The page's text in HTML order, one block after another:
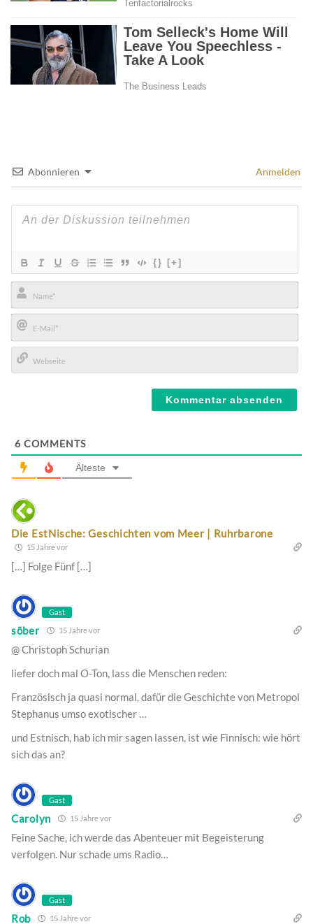
Abonnieren Anmelden
{} [+]
Name*
E-
Mail*
6 COMMENTS
Älteste
Die EstNische: Geschichten vom Meer | Ruhrbarone
15 Jahre vor
[…] Folge Fünf […]
Gast
sõber 15 Jahre vor
@ Christoph Schurian
liefer doch mal O-Ton, lass die Menschen reden:
Französisch ja quasi normal, dafür die Geschichte von Metropol
Stephanus umso exotischer …
und Estnisch, hab ich mir sagen lassen, ist wie Finnisch: wie hört
sich das an?
Gast
Carolyn 15 Jahre vor
Feine Sache, ich werde das Abenteuer mit Begeisterung
verfolgen. Nur schade ums Radio…
Gast
Rob 15 Jahre vor